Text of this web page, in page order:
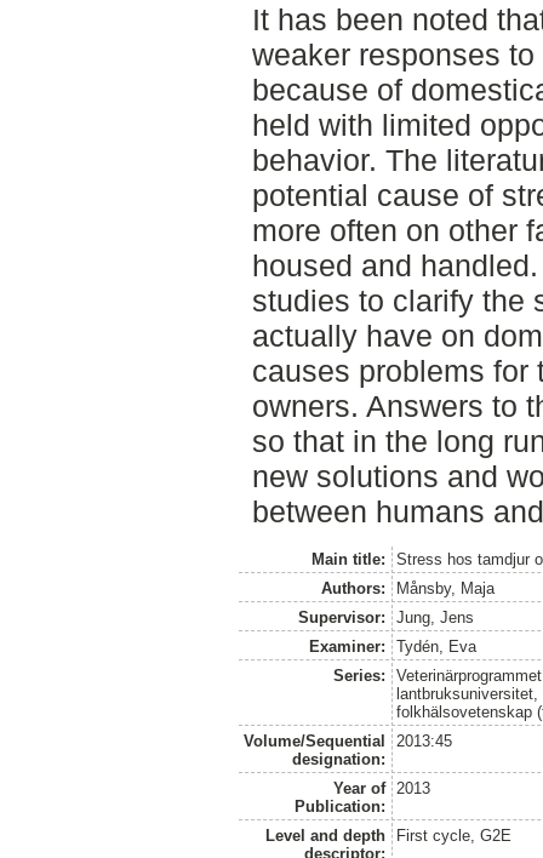
It has been noted
weaker responses
because of
held with limited
behavior. The
potential cause of
more often on other
housed and
studies to clarify the
actually have on
causes problems for
owners. Answers to
so that in the long
new solutions and
between humans
Main title:
Stress hos tamdjur
Authors:
Månsby, Maja
Supervisor:
Jung, Jens
Examiner:
Tydén, Eva
Series:
folkhälsovetenskap
Volume/Sequential
designation:
2013:45
Year of
Publication:
2013
Level and depth
descriptor:
First cycle, G2E